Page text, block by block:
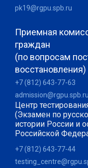
pk19@rgpu.spb.ru
Приемная
граждан
(по вопросам
восстановления)
+7 (812) 643-77-63
admission@rgpu.spb.ru
Центр
(Экзамен по
истории России и
Российской
+7 (812) 643-77-44